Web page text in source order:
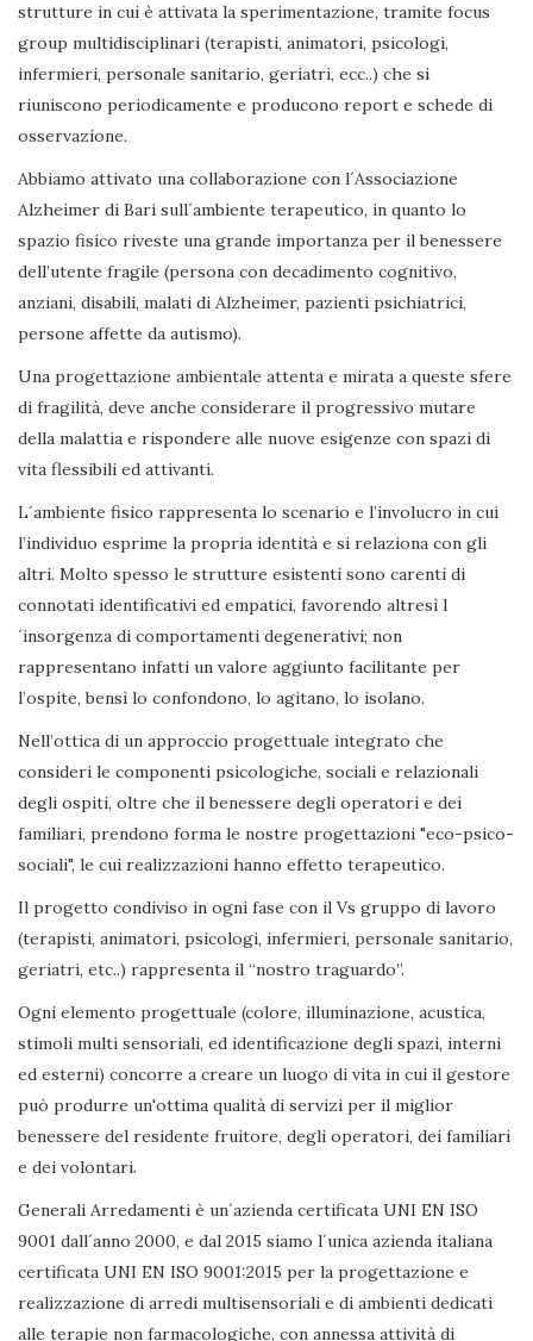
strutture in cui è attivata la sperimentazione, tramite focus
group multidisciplinari (terapisti, animatori, psicologi,
infermieri, personale sanitario, geriatri, ecc..) che si
riuniscono periodicamente e producono report e schede di
osservazione.
Abbiamo attivato una collaborazione con l´Associazione
Alzheimer di Bari sull´ambiente terapeutico, in quanto lo
spazio fisico riveste una grande importanza per il benessere
dell’utente fragile (persona con decadimento cognitivo,
anziani, disabili, malati di Alzheimer, pazienti psichiatrici,
persone affette da autismo).
Una progettazione ambientale attenta e mirata a queste sfere
di fragilità, deve anche considerare il progressivo mutare
della malattia e rispondere alle nuove esigenze con spazi di
vita flessibili ed attivanti.
L´ambiente fisico rappresenta lo scenario e l’involucro in cui
l’individuo esprime la propria identità e si relaziona con gli
altri. Molto spesso le strutture esistenti sono carenti di
connotati identificativi ed empatici, favorendo altresì l
´insorgenza di comportamenti degenerativi; non
rappresentano infatti un valore aggiunto facilitante per
l’ospite, bensì lo confondono, lo agitano, lo isolano.
Nell’ottica di un approccio progettuale integrato che
consideri le componenti psicologiche, sociali e relazionali
degli ospiti, oltre che il benessere degli operatori e dei
familiari, prendono forma le nostre progettazioni "eco-psico-
sociali", le cui realizzazioni hanno effetto terapeutico.
Il progetto condiviso in ogni fase con il Vs gruppo di lavoro
(terapisti, animatori, psicologi, infermieri, personale sanitario,
geriatri, etc..) rappresenta il “nostro traguardo”.
Ogni elemento progettuale (colore, illuminazione, acustica,
stimoli multi sensoriali, ed identificazione degli spazi, interni
ed esterni) concorre a creare un luogo di vita in cui il gestore
può produrre un'ottima qualità di servizi per il miglior
benessere del residente fruitore, degli operatori, dei familiari
e dei volontari.
Generali Arredamenti è un´azienda certificata UNI EN ISO
9001 dall´anno 2000, e dal 2015 siamo l´unica azienda italiana
certificata UNI EN ISO 9001:2015 per la progettazione e
realizzazione di arredi multisensoriali e di ambienti dedicati
alle terapie non farmacologiche, con annessa attività di